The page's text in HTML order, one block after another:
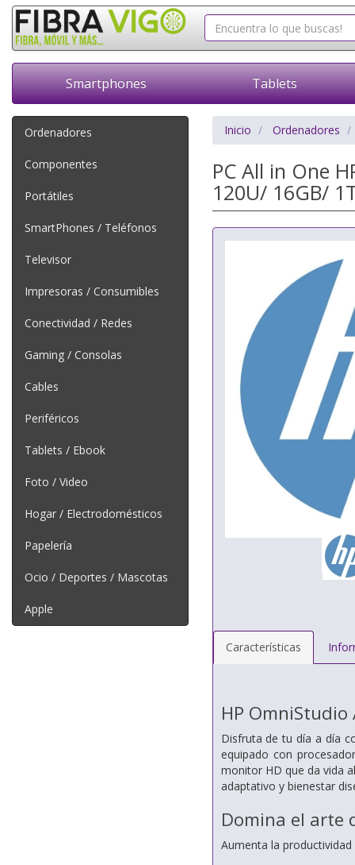
Smartphones Tablets
Ordenadores
Componentes
Portátiles
SmartPhones / Teléfonos
Televisor
Impresoras / Consumibles
Conectividad / Redes
Gaming / Consolas
Cables
Periféricos
Tablets / Ebook
Foto / Video
Hogar / Electrodomésticos
Papelería
Ocio / Deportes / Mascotas
Apple
Inicio Ordenadores
PC All in One
120U/ 16GB/
Características
HP OmniStudio
Disfruta de tu día a día
equipado con
monitor HD que da vida
adaptativo y bienestar
Domina el arte
Aumenta la